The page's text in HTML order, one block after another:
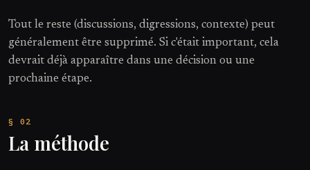
Tout le reste (discussions, digressions, contexte) peut
généralement être supprimé. Si c'était important, cela
devrait déjà apparaître dans une décision ou une
prochaine étape.
La méthode